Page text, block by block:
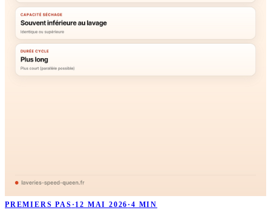
PREMIERS PAS · 12 MAI 2026 ·4 MIN